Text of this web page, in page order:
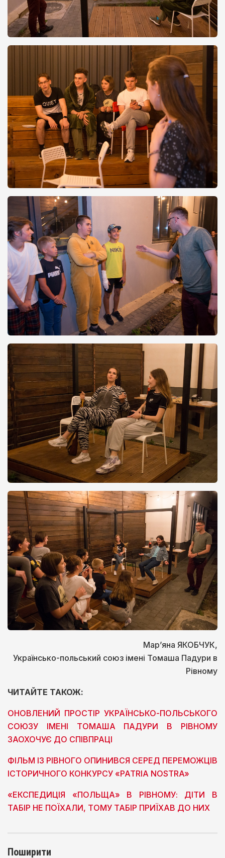
Мар’яна ЯКОБЧУК,
Українсько-польський союз імені Томаша Падури в
Рівному
ЧИТАЙТЕ ТАКОЖ:
ОНОВЛЕНИЙ ПРОСТІР УКРАЇНСЬКО-ПОЛЬСЬКОГО
СОЮЗУ ІМЕНІ ТОМАША ПАДУРИ В РІВНОМУ
ЗАОХОЧУЄ ДО СПІВПРАЦІ
ФІЛЬМ ІЗ РІВНОГО ОПИНИВСЯ СЕРЕД ПЕРЕМОЖЦІВ
ІСТОРИЧНОГО КОНКУРСУ «PATRIA NOSTRA»
«ЕКСПЕДИЦІЯ «ПОЛЬЩА» В РІВНОМУ: ДІТИ В
ТАБІР НЕ ПОЇХАЛИ, ТОМУ ТАБІР ПРИЇХАВ ДО НИХ
Поширити